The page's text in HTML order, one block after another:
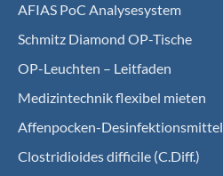
AFIAS PoC Analysesystem
Schmitz Diamond OP-Tische
OP-Leuchten – Leitfaden
Medizintechnik flexibel mieten
Affenpocken-Desinfektionsmittel
Clostridioides difficile (C.Diff.)